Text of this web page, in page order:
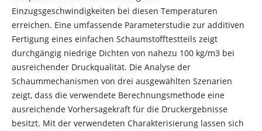
Einzugsgeschwindigkeiten bei diesen Temperaturen
erreichen. Eine umfassende Parameterstudie zur additiven
Fertigung eines einfachen Schaumstofftestteils zeigt
durchgängig niedrige Dichten von nahezu 100 kg/m3 bei
ausreichender Druckqualität. Die Analyse der
Schaummechanismen von drei ausgewählten Szenarien
zeigt, dass die verwendete Berechnungsmethode eine
ausreichende Vorhersagekraft für die Druckergebnisse
besitzt. Mit der verwendeten Charakterisierung lassen sich